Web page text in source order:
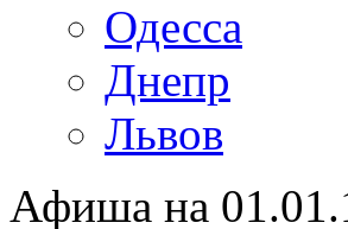
Одесса
Днепр
Львов
Афиша на